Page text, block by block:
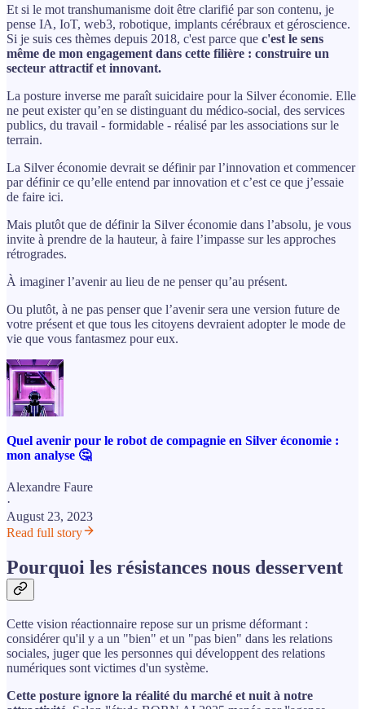
Et si le mot transhumanisme doit être clarifié par son contenu, je
pense IA, IoT, web3, robotique, implants cérébraux et géroscience.
Si je suis ces thèmes depuis 2018, c'est parce que c'est le sens
même de mon engagement dans cette filière : construire un
secteur attractif et innovant.
La posture inverse me paraît suicidaire pour la Silver économie. Elle
ne peut exister qu’en se distinguant du médico-social, des services
publics, du travail - formidable - réalisé par les associations sur le
terrain.
La Silver économie devrait se définir par l’innovation et commencer
par définir ce qu’elle entend par innovation et c’est ce que j’essaie
de faire ici.
Mais plutôt que de définir la Silver économie dans l’absolu, je vous
invite à prendre de la hauteur, à faire l’impasse sur les approches
rétrogrades.
À imaginer l’avenir au lieu de ne penser qu’au présent.
Ou plutôt, à ne pas penser que l’avenir sera une version future de
votre présent et que tous les citoyens devraient adopter le mode de
vie que vous fantasmez pour eux.
Quel avenir pour le robot de compagnie en Silver économie :
mon analyse 🤔
Alexandre Faure
·
August 23, 2023
Read full story
Pourquoi les résistances nous desservent
Cette vision réactionnaire repose sur un prisme déformant :
considérer qu'il y a un "bien" et un "pas bien" dans les relations
sociales, juger que les personnes qui développent des relations
numériques sont victimes d'un système.
Cette posture ignore la réalité du marché et nuit à notre